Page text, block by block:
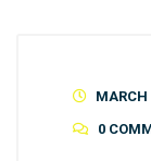
MARCH
0